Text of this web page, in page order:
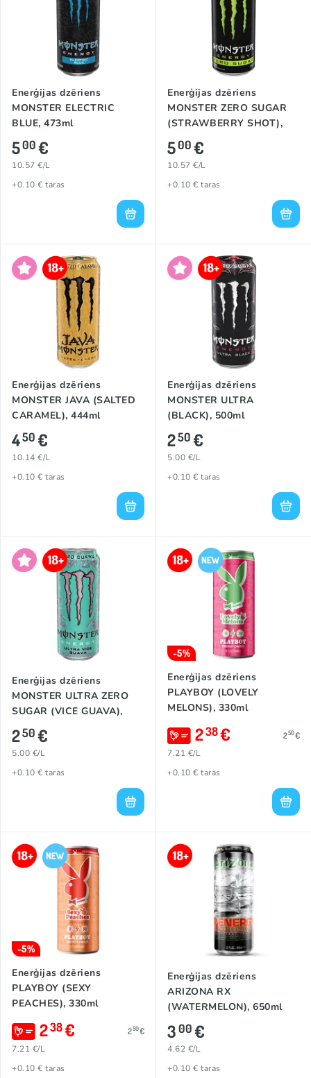
Enerģijas dzēriens
MONSTER ELECTRIC
BLUE, 473ml
500€
10.57 €/L
+0.10 € taras
Enerģijas dzēriens
MONSTER ZERO SUGAR
(STRAWBERRY SHOT),
473ml
500€
10.57 €/L
+0.10 € taras
Enerģijas dzēriens
MONSTER JAVA (SALTED
CARAMEL), 444ml
450€
10.14 €/L
+0.10 € taras
Enerģijas dzēriens
MONSTER ULTRA
(BLACK), 500ml
250€
5.00 €/L
+0.10 € taras
Enerģijas dzēriens
MONSTER ULTRA ZERO
SUGAR (VICE GUAVA),
500ml
250€
5.00 €/L
+0.10 € taras
-5%
Enerģijas dzēriens
PLAYBOY (LOVELY
MELONS), 330ml
238€ 250€
7.21 €/L
+0.10 € taras
-5%
Enerģijas dzēriens
PLAYBOY (SEXY
PEACHES), 330ml
238€ 250€
7.21 €/L
+0.10 € taras
Enerģijas dzēriens
ARIZONA RX
(WATERMELON), 650ml
300€
4.62 €/L
+0.10 € taras